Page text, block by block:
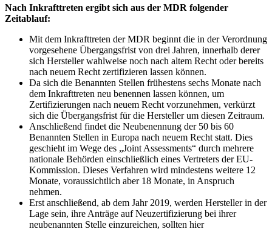
Nach Inkrafttreten ergibt sich aus der MDR folgender
Zeitablauf:
Mit dem Inkrafttreten der MDR beginnt die in der Verordnung
vorgesehene Übergangsfrist von drei Jahren, innerhalb derer
sich Hersteller wahlweise noch nach altem Recht oder bereits
nach neuem Recht zertifizieren lassen können.
Da sich die Benannten Stellen frühestens sechs Monate nach
dem Inkrafttreten neu benennen lassen können, um
Zertifizierungen nach neuem Recht vorzunehmen, verkürzt
sich die Übergangsfrist für die Hersteller um diesen Zeitraum.
Anschließend findet die Neubenennung der 50 bis 60
Benannten Stellen in Europa nach neuem Recht statt. Dies
geschieht im Wege des „Joint Assessments“ durch mehrere
nationale Behörden einschließlich eines Vertreters der EU-
Kommission. Dieses Verfahren wird mindestens weitere 12
Monate, voraussichtlich aber 18 Monate, in Anspruch
nehmen.
Erst anschließend, ab dem Jahr 2019, werden Hersteller in der
Lage sein, ihre Anträge auf Neuzertifizierung bei ihrer
neubenannten Stelle einzureichen, sollten hier